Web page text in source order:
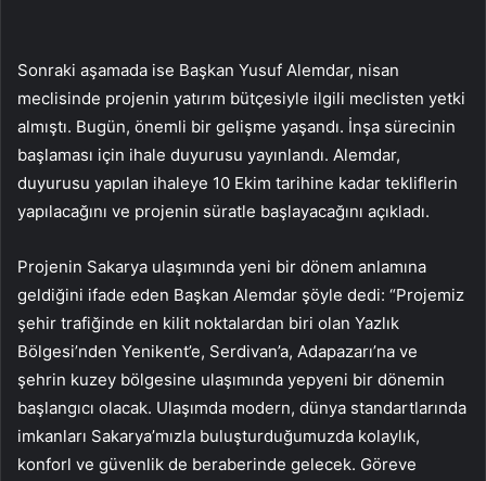
Sonraki aşamada ise Başkan Yusuf Alemdar, nisan
meclisinde projenin yatırım bütçesiyle ilgili meclisten yetki
almıştı. Bugün, önemli bir gelişme yaşandı. İnşa sürecinin
başlaması için ihale duyurusu yayınlandı. Alemdar,
duyurusu yapılan ihaleye 10 Ekim tarihine kadar tekliflerin
yapılacağını ve projenin süratle başlayacağını açıkladı.
Projenin Sakarya ulaşımında yeni bir dönem anlamına
geldiğini ifade eden Başkan Alemdar şöyle dedi: “Projemiz
şehir trafiğinde en kilit noktalardan biri olan Yazlık
Bölgesi’nden Yenikent’e, Serdivan’a, Adapazarı’na ve
şehrin kuzey bölgesine ulaşımında yepyeni bir dönemin
başlangıcı olacak. Ulaşımda modern, dünya standartlarında
imkanları Sakarya’mızla buluşturduğumuzda kolaylık,
konforl ve güvenlik de beraberinde gelecek. Göreve